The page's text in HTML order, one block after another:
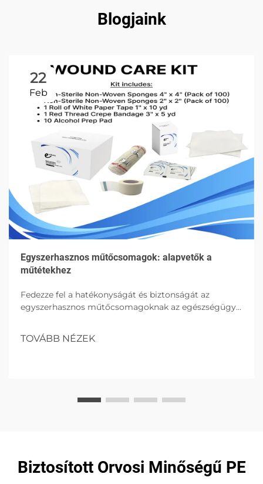
Blogjaink
22
Feb
Egyszerhasznos műtőcsomagok: alapvetők a
műtétekhez
Fedezze fel a hatékonyságát és biztonságát az
egyszerhasznos műtőcsomagoknak az egészségügyi
előnyeikről és jövőbeli hatásukról a műtétek terén.
TOVÁBB NÉZEK
Biztosított Orvosi Minőségű PE